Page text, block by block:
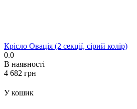
Крісло Овація (2 секції, сірий колір)
0.0
В наявності
‍4 682‍ грн
У кошик